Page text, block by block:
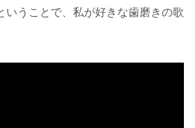
いうことで、私が好きな歯磨きの歌